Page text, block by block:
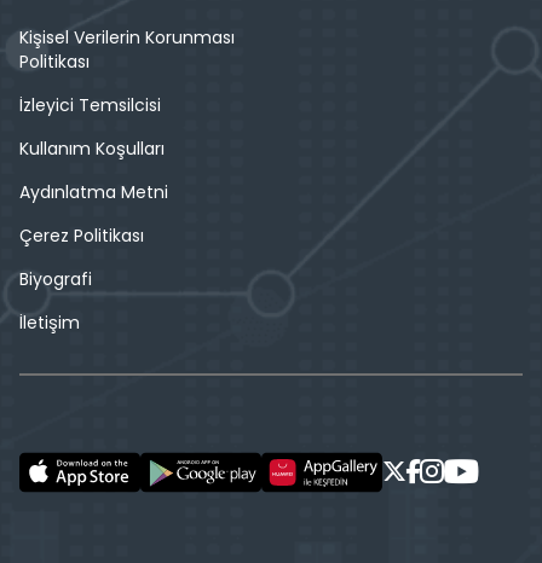
Kişisel Verilerin Korunması
Politikası
İzleyici Temsilcisi
Kullanım Koşulları
Aydınlatma Metni
Çerez Politikası
Biyografi
İletişim